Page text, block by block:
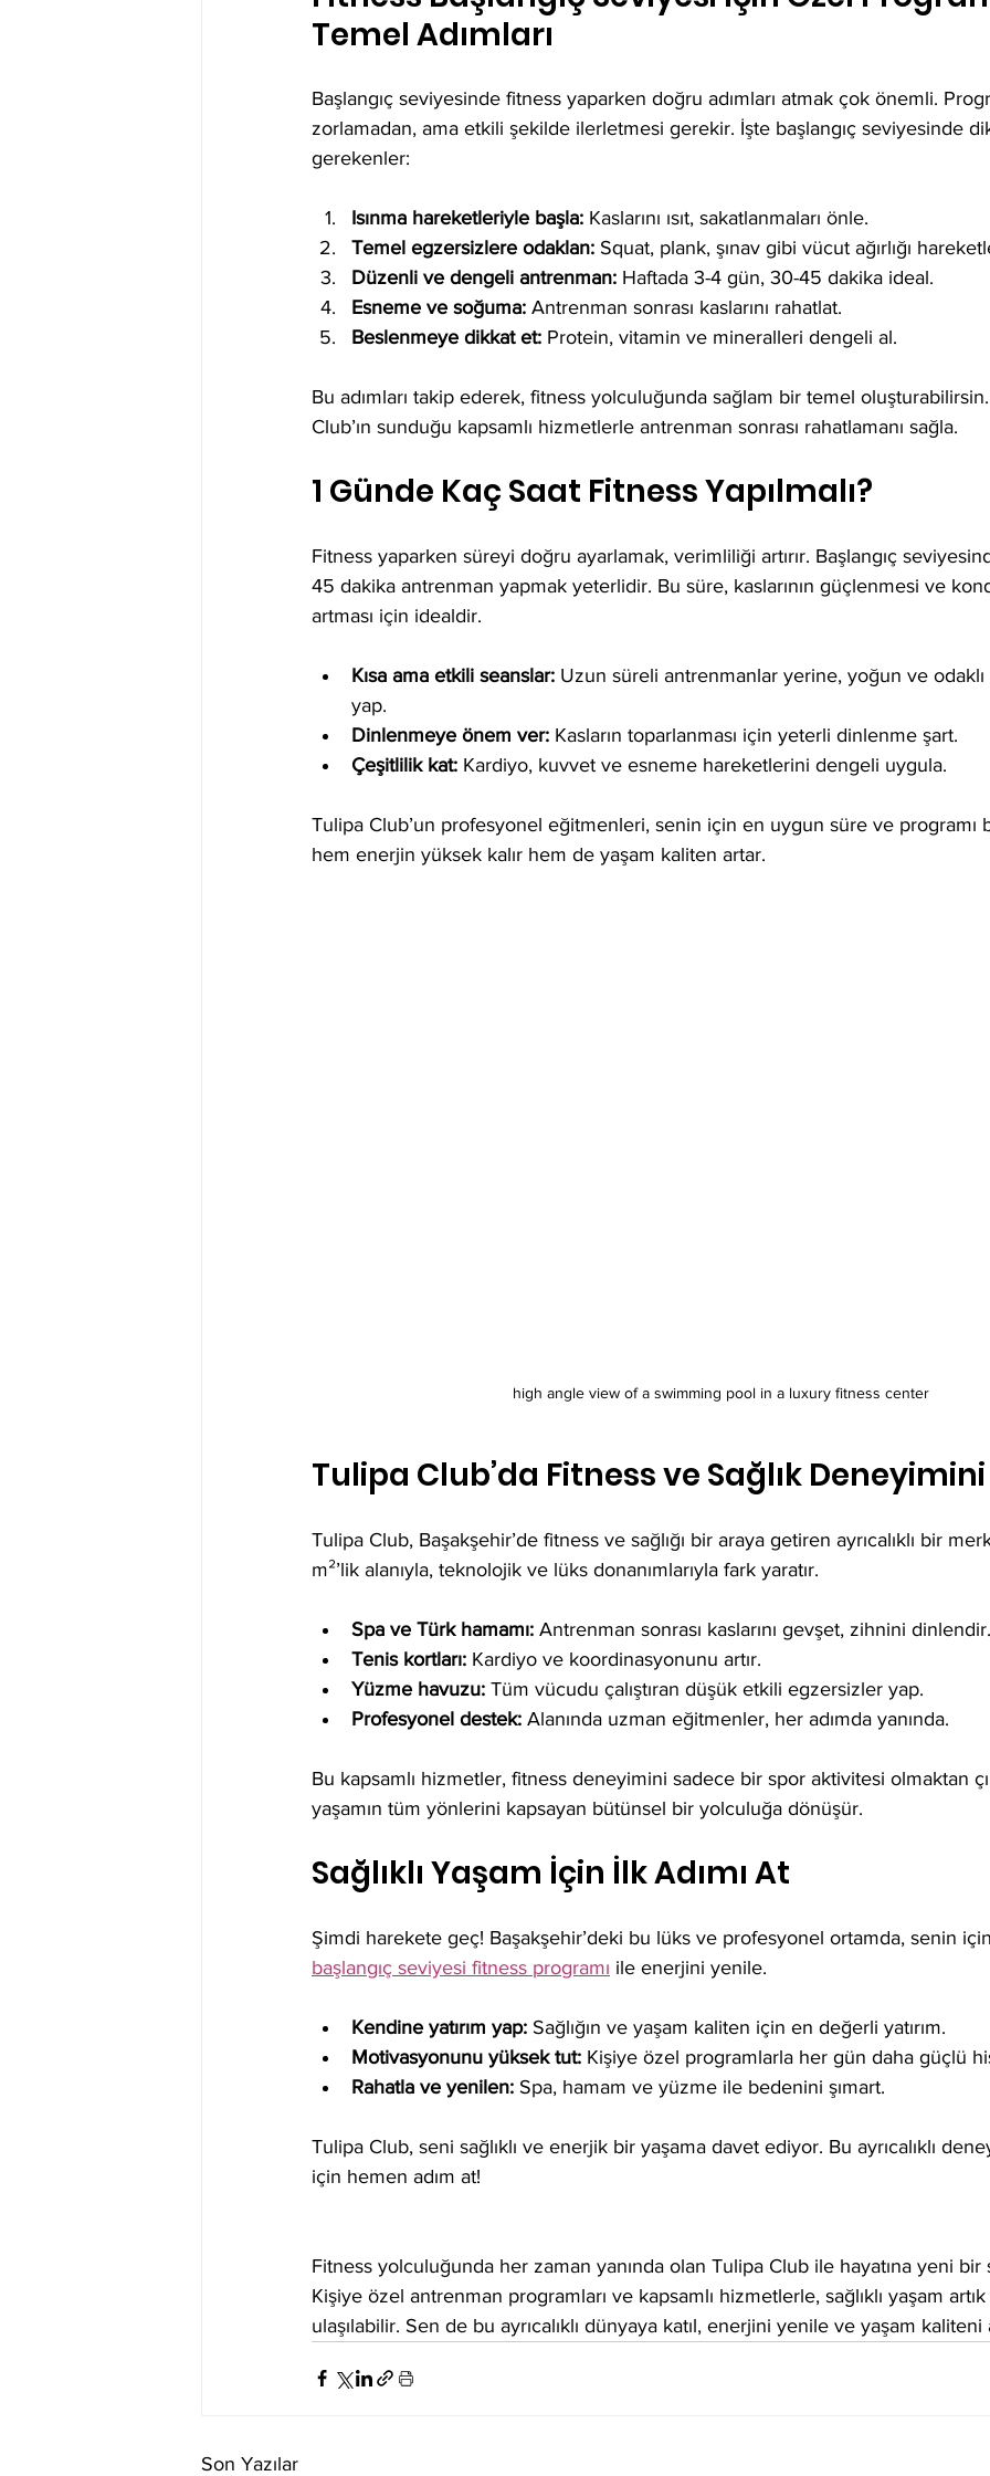
Temel Adımları
Başlangıç seviyesinde fitness yaparken doğru adımları atmak çok önemli.
zorlamadan, ama etkili şekilde ilerletmesi gerekir. İşte başlangıç seviyesinde
gerekenler:
Isınma hareketleriyle başla: Kaslarını ısıt, sakatlanmaları önle.
Temel egzersizlere odaklan: Squat, plank, şınav gibi vücut ağırlığı
Düzenli ve dengeli antrenman: Haftada 3-4 gün, 30-45 dakika ideal.
Esneme ve soğuma: Antrenman sonrası kaslarını rahatlat.
Beslenmeye dikkat et: Protein, vitamin ve mineralleri dengeli al.
Bu adımları takip ederek, fitness yolculuğunda sağlam bir temel
Club’ın sunduğu kapsamlı hizmetlerle antrenman sonrası rahatlamanı sağla.
1 Günde Kaç Saat Fitness Yapılmalı?
Fitness yaparken süreyi doğru ayarlamak, verimliliği artırır. Başlangıç
45 dakika antrenman yapmak yeterlidir. Bu süre, kaslarının güçlenmesi ve
artması için idealdir.
Kısa ama etkili seanslar: Uzun süreli antrenmanlar yerine, yoğun ve
yap.
Dinlenmeye önem ver: Kasların toparlanması için yeterli dinlenme şart.
Çeşitlilik kat: Kardiyo, kuvvet ve esneme hareketlerini dengeli uygula.
Tulipa Club’un profesyonel eğitmenleri, senin için en uygun süre ve
hem enerjin yüksek kalır hem de yaşam kaliten artar.
high angle view of a swimming pool in a luxury fitness center
Tulipa Club’da Fitness ve Sağlık
Tulipa Club, Başakşehir’de fitness ve sağlığı bir araya getiren ayrıcalıklı bir
m²’lik alanıyla, teknolojik ve lüks donanımlarıyla fark yaratır.
Spa ve Türk hamamı: Antrenman sonrası kaslarını gevşet, zihnini
Tenis kortları: Kardiyo ve koordinasyonunu artır.
Yüzme havuzu: Tüm vücudu çalıştıran düşük etkili egzersizler yap.
Profesyonel destek: Alanında uzman eğitmenler, her adımda yanında.
Bu kapsamlı hizmetler, fitness deneyimini sadece bir spor aktivitesi olmaktan
yaşamın tüm yönlerini kapsayan bütünsel bir yolculuğa dönüşür.
Sağlıklı Yaşam İçin İlk Adımı At
Şimdi harekete geç! Başakşehir’deki bu lüks ve profesyonel ortamda, senin
başlangıç seviyesi fitness programı ile enerjini yenile.
Kendine yatırım yap: Sağlığın ve yaşam kaliten için en değerli yatırım.
Motivasyonunu yüksek tut: Kişiye özel programlarla her gün daha güçlü
Rahatla ve yenilen: Spa, hamam ve yüzme ile bedenini şımart.
Tulipa Club, seni sağlıklı ve enerjik bir yaşama davet ediyor. Bu ayrıcalıklı
için hemen adım at!
Fitness yolculuğunda her zaman yanında olan Tulipa Club ile hayatına yeni
Kişiye özel antrenman programları ve kapsamlı hizmetlerle, sağlıklı yaşam
ulaşılabilir. Sen de bu ayrıcalıklı dünyaya katıl, enerjini yenile ve yaşam kaliteni
Son Yazılar